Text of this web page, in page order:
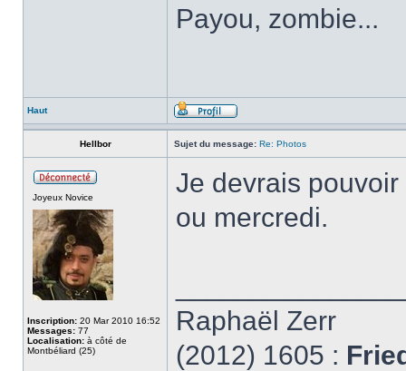
Payou, zombie...
Haut
Hellbor Sujet du message: Re: Photos
Joyeux Novice
Inscription: 20 Mar 2010 16:52
Messages: 77
Localisation: à côté de
Montbéliard (25)
Je devrais
ou mercredi.
Raphaël Zerr
(2012) 1605 :